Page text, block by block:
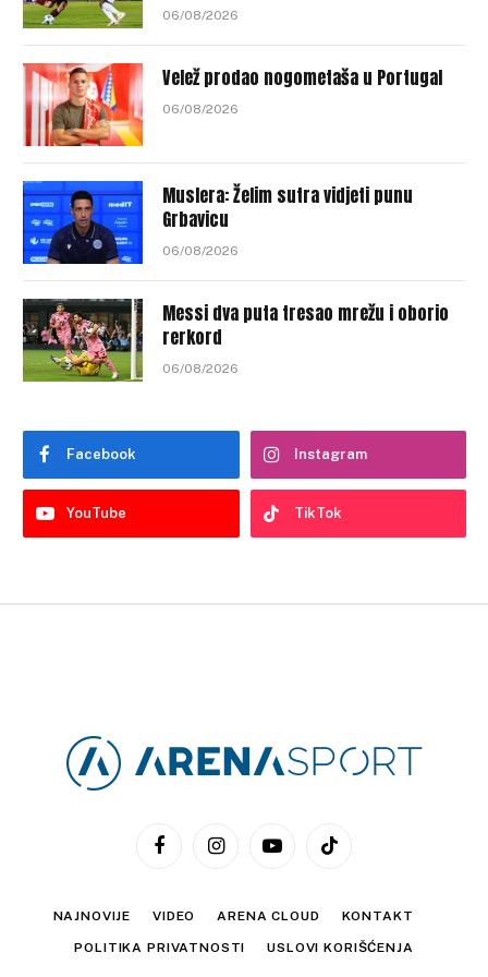
06/08/2026
Velež prodao nogometaša u Portugal
06/08/2026
Muslera: Želim sutra vidjeti punu
Grbavicu
06/08/2026
Messi dva puta tresao mrežu i oborio
rerkord
06/08/2026
Facebook Instagram
YouTube TikTok
FacebookInstagramYouTubeTikTok
NAJNOVIJE VIDEO ARENA CLOUD KONTAKT
POLITIKA PRIVATNOSTI USLOVI KORIŠĆENJA